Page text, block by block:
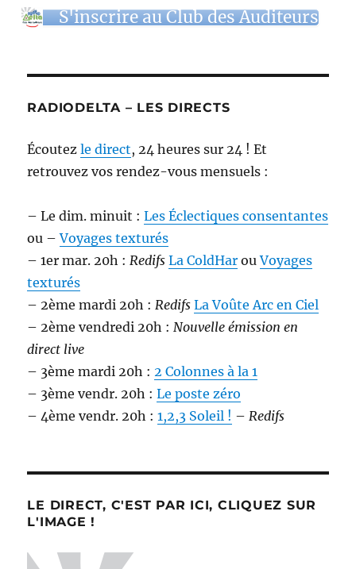
S'inscrire au Club des Auditeurs
RADIODELTA – LES DIRECTS
Écoutezle direct, 24 heures sur 24 ! Et
retrouvez vos rendez-vous mensuels :
– Le dim. minuit :Les Éclectiques consentantes
ou –Voyages texturés
– 1er mar. 20h : Redifs La ColdHar ouVoyages
texturés
– 2ème mardi 20h : Redifs La Voûte Arc en Ciel
– 2ème vendredi 20h : Nouvelle émission en
direct live
– 3ème mardi 20h : 2 Colonnes à la 1
– 3ème vendr. 20h :Le poste zéro
– 4ème vendr. 20h :1,2,3 Soleil ! – Redifs
LE DIRECT, C'EST PAR ICI, CLIQUEZ SUR
L'IMAGE !